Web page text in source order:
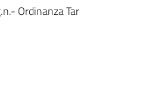
Ordinanza Tar